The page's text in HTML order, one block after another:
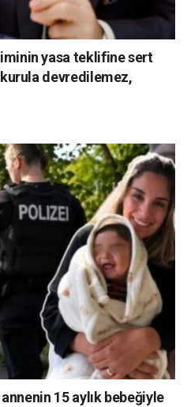
yasa teklifine sert
devredilemez,
annenin 15 aylık bebeğiyle